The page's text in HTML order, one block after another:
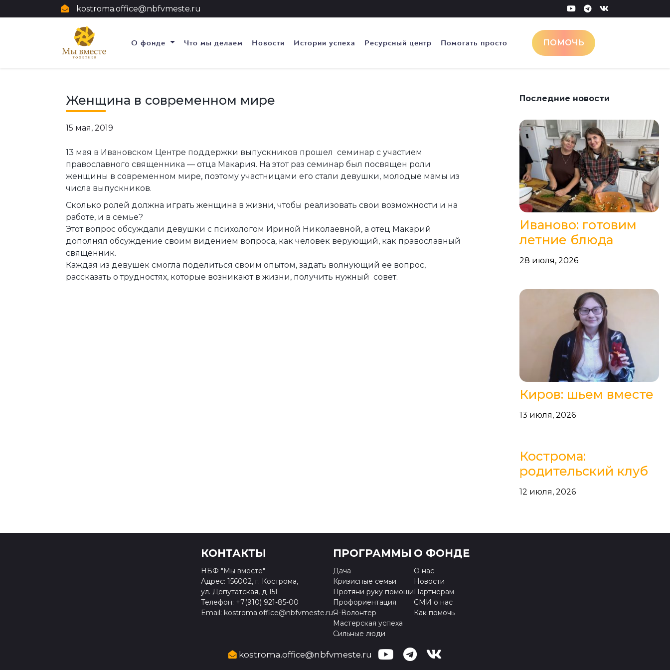
kostroma.office@nbfvmeste.ru
О фонде Что мы делаем Новости Истории успеха Ресурсный центр Помогать просто ПОМОЧЬ
Женщина в современном мире
15 мая, 2019
13 мая в Ивановском Центре поддержки выпускников прошел семинар с участием
православного священника — отца Макария. На этот раз семинар был посвящен роли
женщины в современном мире, поэтому участницами его стали девушки, молодые мамы из
числа выпускников.
Сколько ролей должна играть женщина в жизни, чтобы реализовать свои возможности и на
работе, и в семье?
Этот вопрос обсуждали девушки с психологом Ириной Николаевной, а отец Макарий
дополнял обсуждение своим видением вопроса, как человек верующий, как православный
священник.
Каждая из девушек смогла поделиться своим опытом, задать волнующий ее вопрос,
рассказать о трудностях, которые возникают в жизни, получить нужный совет.
Последние новости
Иваново: готовим
летние блюда
28 июля, 2026
Киров: шьем вместе
13 июля, 2026
Кострома:
родительский клуб
12 июля, 2026
КОНТАКТЫ
НБФ "Мы вместе"
Адрес: 156002, г. Кострома,
ул. Депутатская, д 15Г
Телефон: +7(910) 921-85-00
Email: kostroma.office@nbfvmeste.ru
ПРОГРАММЫ
Дача
Кризисные семьи
Протяни руку помощи
Профориентация
Я-Волонтер
Мастерская успеха
Сильные люди
О ФОНДЕ
О нас
Новости
Партнерам
СМИ о нас
Как помочь
kostroma.office@nbfvmeste.ru